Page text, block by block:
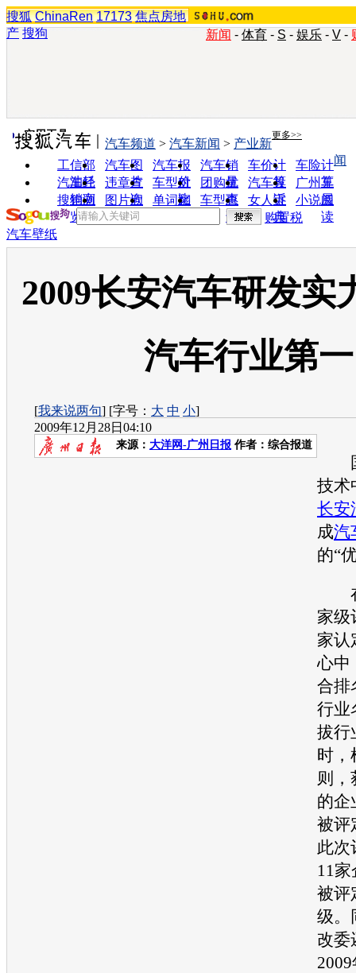
搜狐 ChinaRen 17173 焦点房地
产 搜狗 新闻 - 体育 - S - 娱乐 - V -
实用工具 更多>>
工信部
油耗
汽车图
片
汽车报
价
汽车销
量
车价计
算
车险计
算
汽车经
销商
违章查
询
车型对
比
团购优
惠
汽车投
诉
广州车
展
搜狗浏
览器
图片欣
赏
单词翻
车型查
询
女人宝
典
小说阅
读
汽车频道 > 汽车新闻 > 产业新
闻
购置税
汽车壁纸
2009长安汽车研发实
汽车行业第一
[我来说两句] [字号： 大 中 小]
2009年12月28日04:10
来源： 大洋网-广州日报 作者：综合报道
国
技术
长安
成汽
的“
在
家级
家认
心中
合排
行业
拔行
时，
则，
的企
被评
此次
11
被评
级。
改委